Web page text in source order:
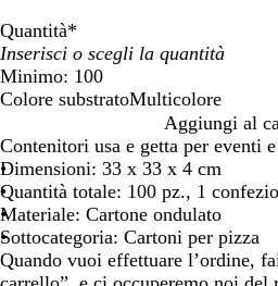
Quantità*
Minimo: 100
Colore substratoMulticolore
u
l
t
i
c
o
l
Aggiungi al
Contenitori usa e getta per eventi
Dimensioni: 33 x 33 x 4 cm
Quantità totale: 100 pz., 1
Materiale: Cartone ondulato
Sottocategoria: Cartoni per pizza
Quando vuoi effettuare l’ordine,